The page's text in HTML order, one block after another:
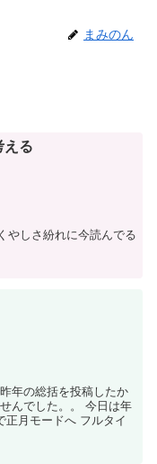
まみのん
える
やしさ紛れに今読んでる
年の総括を投稿したか
んでした。。 今日は年
正月モードへ フルタイ